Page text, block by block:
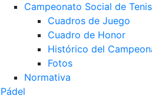
Campeonato Social de Tenis
Cuadros de Juego
Cuadro de Honor
Histórico del
Fotos
Normativa
Pádel